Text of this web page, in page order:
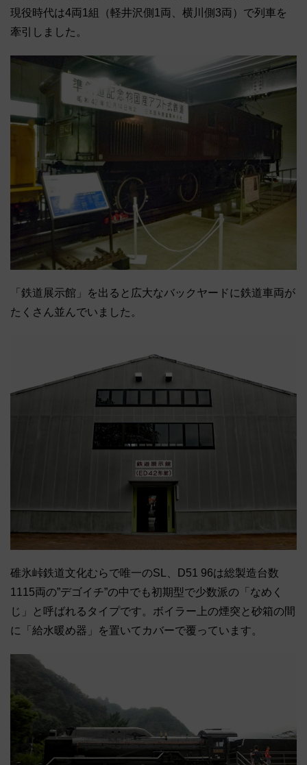
現役時代は4両1組（軽井沢側1両、横川側3両）で列車を
牽引しました。
「鉄道展示館」を出ると広大なバックヤードに鉄道車両が
たくさん並んでいました。
碓氷峠鉄道文化むらで唯一のSL、D51 96は総製造台数
1115両の”デゴイチ”の中でも初期型で少数派の「なめく
じ」と呼ばれるタイプです。ボイラー上の煙突と砂箱の間
に「給水暖め器」を置いてカバーで覆っています。